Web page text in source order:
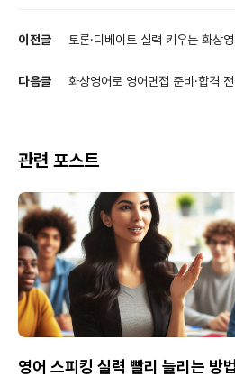
이전글 토론·디베이트 실력 키우는 화상
다음글 화상영어로 영어면접 준비·합격
관련 포스트
영어 스피킹 실력 빨리 늘리는 방법